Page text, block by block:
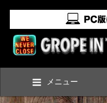
メニュー